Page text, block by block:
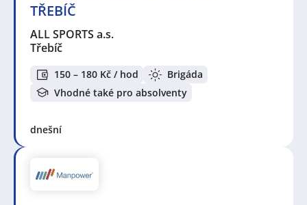
TŘEBÍČ
ALL SPORTS a.s.
Třebíč
150 – 180 Kč / hod
Brigáda
Vhodné také pro absolventy
dnešní